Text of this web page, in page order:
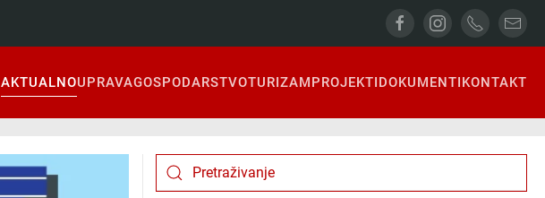
AKTUALNOUPRAVAGOSPODARSTVOTURIZAMPROJEKTIDOKUMENTIKONTAKT